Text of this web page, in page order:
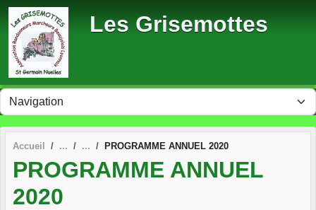
Les Grisemottes
Accueil PROGRAMME ANNUEL 2020
PROGRAMME ANNUEL
2020
Panneau de gestion des cookies